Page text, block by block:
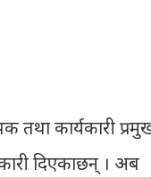
तथा कार्यकारी
दिएकाछन् । अब